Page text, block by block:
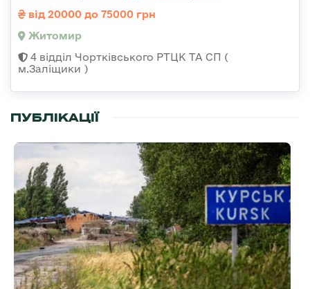
від 20000 до 75000 грн
Житомир
4 відділ Чортківського РТЦК ТА СП (
м.Заліщики )
ПУБЛІКАЦІЇ